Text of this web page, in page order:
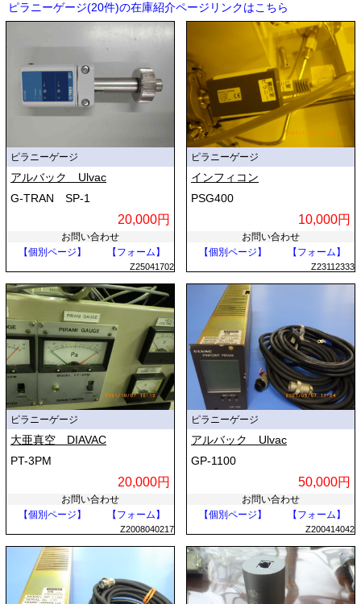
ピラニーゲージ(20件)の在庫紹介ページリンクはこちら
ピラニーゲージ
アルバック Ulvac
G-TRAN SP-1
20,000円
お問い合わせ
【個別ページ】
【フォーム】
Z25041702
ピラニーゲージ
インフィコン
PSG400
10,000円
お問い合わせ
【個別ページ】
【フォーム】
Z23112333
ピラニーゲージ
大亜真空 DIAVAC
PT-3PM
20,000円
お問い合わせ
【個別ページ】
【フォーム】
Z2008040217
ピラニーゲージ
アルバック Ulvac
GP-1100
50,000円
お問い合わせ
【個別ページ】
【フォーム】
Z200414042